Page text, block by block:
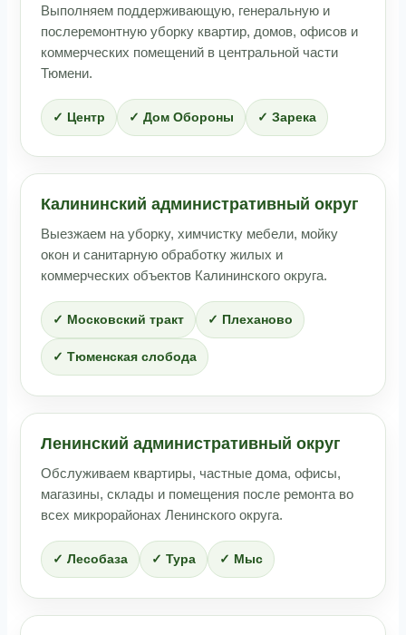
Выполняем поддерживающую, генеральную и
послеремонтную уборку квартир, домов, офисов и
коммерческих помещений в центральной части
Тюмени.
✓ Центр ✓ Дом Обороны ✓ Зарека
Калининский административный округ
Выезжаем на уборку, химчистку мебели, мойку
окон и санитарную обработку жилых и
коммерческих объектов Калининского округа.
✓ Московский тракт ✓ Плеханово
✓ Тюменская слобода
Ленинский административный округ
Обслуживаем квартиры, частные дома, офисы,
магазины, склады и помещения после ремонта во
всех микрорайонах Ленинского округа.
✓ Лесобаза ✓ Тура ✓ Мыс